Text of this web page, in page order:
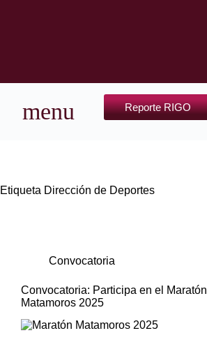
Reporte RIGO
Etiqueta Dirección de Deportes
Convocatoria
Convocatoria: Participa en el Maratón
Matamoros 2025